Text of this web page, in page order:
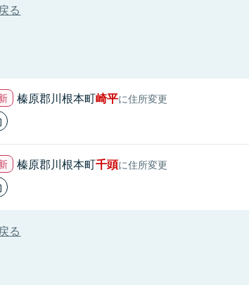
る
榛原郡川根本町崎平に住所変更
榛原郡川根本町千頭に住所変更
る